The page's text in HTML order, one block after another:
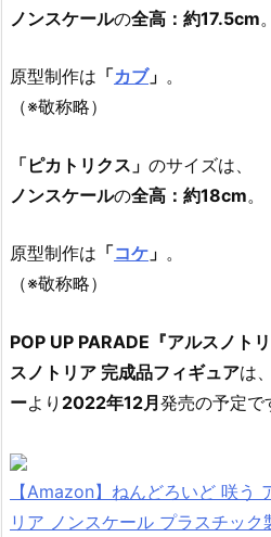
ノンスケールの全高：約17.5cm。
原型制作は 「カブ」 。
（※敬称略）
「ピカトリクス」 のサイズは、
ノンスケールの全高：約18cm。
原型制作は 「コケ 」 。
（※敬称略）
POP UP PARADE『アルスノト
スノトリア 完成品フィギュアは、
ーより 2022年12月発売の予定で
【Amazon】ねんどろいど 咲う
リア ノンスケール プラスチック